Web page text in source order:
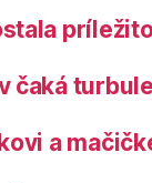
čaká
a